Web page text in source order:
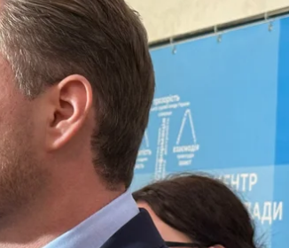
Андрію Молочному. Останній
контролюватиме хід цієї справи
запобіжного заходу, і
задоволений:
два місяці.